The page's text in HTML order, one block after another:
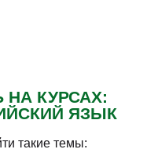
КУРСАХ:
ЯЗЫК
такие темы: